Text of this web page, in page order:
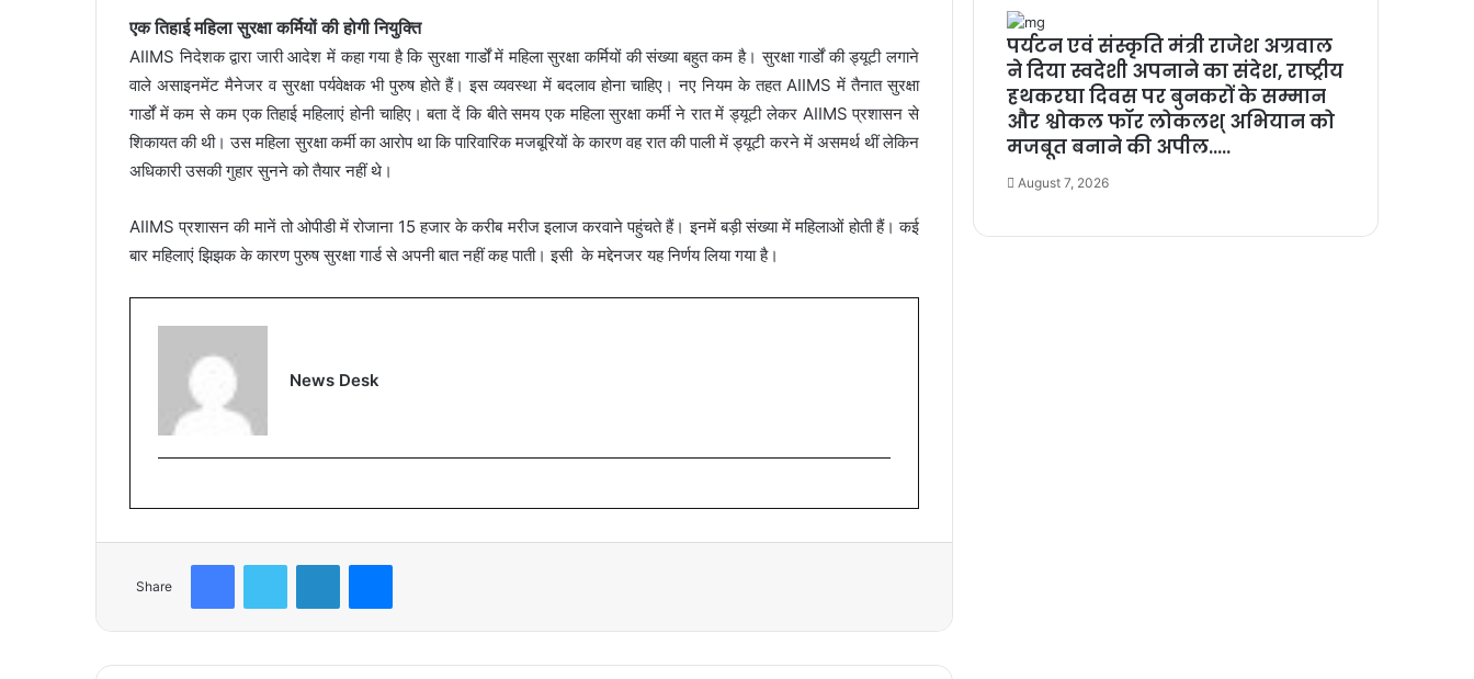
एक तिहाई महिला सुरक्षा कर्मियों की होगी नियुक्ति
AIIMS निदेशक द्वारा जारी आदेश में कहा गया है कि सुरक्षा गार्डों में महिला सुरक्षा कर्मियों की संख्या बहुत कम है। सुरक्षा गार्डों की ड्यूटी लगाने
वाले असाइनमेंट मैनेजर व सुरक्षा पर्यवेक्षक भी पुरुष होते हैं। इस व्यवस्था में बदलाव होना चाहिए। नए नियम के तहत AIIMS में तैनात सुरक्षा
गार्डों में कम से कम एक तिहाई महिलाएं होनी चाहिए। बता दें कि बीते समय एक महिला सुरक्षा कर्मी ने रात में ड्यूटी लेकर AIIMS प्रशासन से
शिकायत की थी। उस महिला सुरक्षा कर्मी का आरोप था कि पारिवारिक मजबूरियों के कारण वह रात की पाली में ड्यूटी करने में असमर्थ थीं लेकिन
अधिकारी उसकी गुहार सुनने को तैयार नहीं थे।
AIIMS प्रशासन की मानें तो ओपीडी में रोजाना 15 हजार के करीब मरीज इलाज करवाने पहुंचते हैं। इनमें बड़ी संख्या में महिलाओं होती हैं। कई
बार महिलाएं झिझक के कारण पुरुष सुरक्षा गार्ड से अपनी बात नहीं कह पाती। इसी के मद्देनजर यह निर्णय लिया गया है।
News Desk
Share
पर्यटन एवं संस्कृति मंत्री राजेश अग्रवाल
ने दिया स्वदेशी अपनाने का संदेश, राष्ट्रीय
हथकरघा दिवस पर बुनकरों के सम्मान
और श्वोकल फॉर लोकलश् अभियान को
मजबूत बनाने की अपील…..
August 7, 2026